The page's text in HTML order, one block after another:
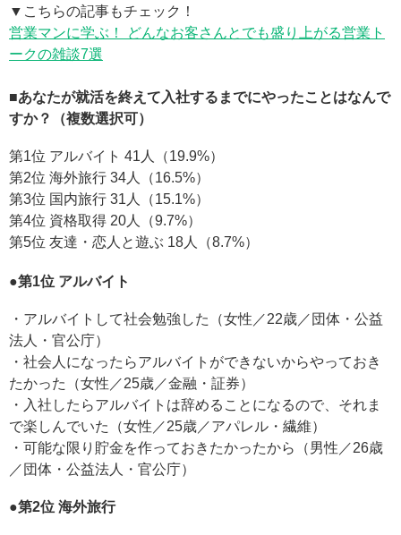
▼こちらの記事もチェック！
営業マンに学ぶ！ どんなお客さんとでも盛り上がる営業ト
ークの雑談7選
■あなたが就活を終えて入社するまでにやったことはなんで
すか？（複数選択可）
第1位 アルバイト 41人（19.9%）
第2位 海外旅行 34人（16.5%）
第3位 国内旅行 31人（15.1%）
第4位 資格取得 20人（9.7%）
第5位 友達・恋人と遊ぶ 18人（8.7%）
●第1位 アルバイト
・アルバイトして社会勉強した（女性／22歳／団体・公益
法人・官公庁）
・社会人になったらアルバイトができないからやっておき
たかった（女性／25歳／金融・証券）
・入社したらアルバイトは辞めることになるので、それま
で楽しんでいた（女性／25歳／アパレル・繊維）
・可能な限り貯金を作っておきたかったから（男性／26歳
／団体・公益法人・官公庁）
●第2位 海外旅行